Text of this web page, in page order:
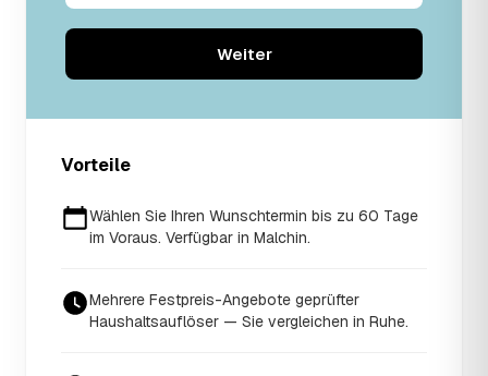
Weiter
Vorteile
Wählen Sie Ihren Wunschtermin bis zu 60 Tage
im Voraus. Verfügbar in Malchin.
Mehrere Festpreis-Angebote geprüfter
Haushaltsauflöser — Sie vergleichen in Ruhe.